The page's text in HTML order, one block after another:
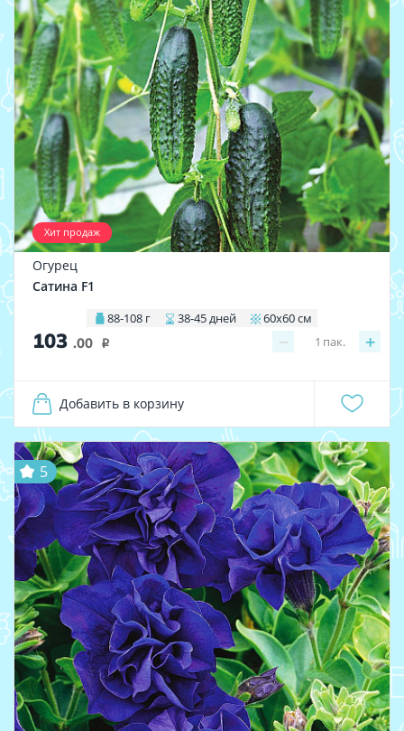
Хит продаж
Огурец
Сатина F1
88-108 г 38-45 дней 60х60 см
103 .00 i − +
1 пак.
Добавить в корзину
5